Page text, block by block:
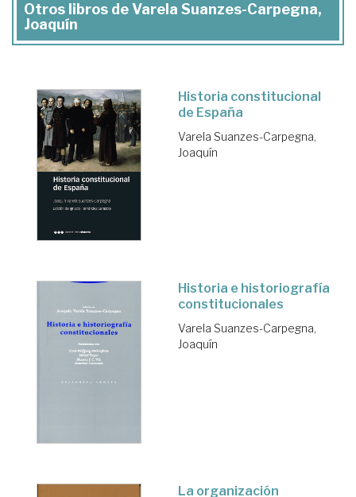
Otros libros de Varela Suanzes-Carpegna,
Joaquín
Historia constitucional
de España
Varela Suanzes-Carpegna,
Joaquín
Historia e historiografía
constitucionales
Varela Suanzes-Carpegna,
Joaquín
La organización